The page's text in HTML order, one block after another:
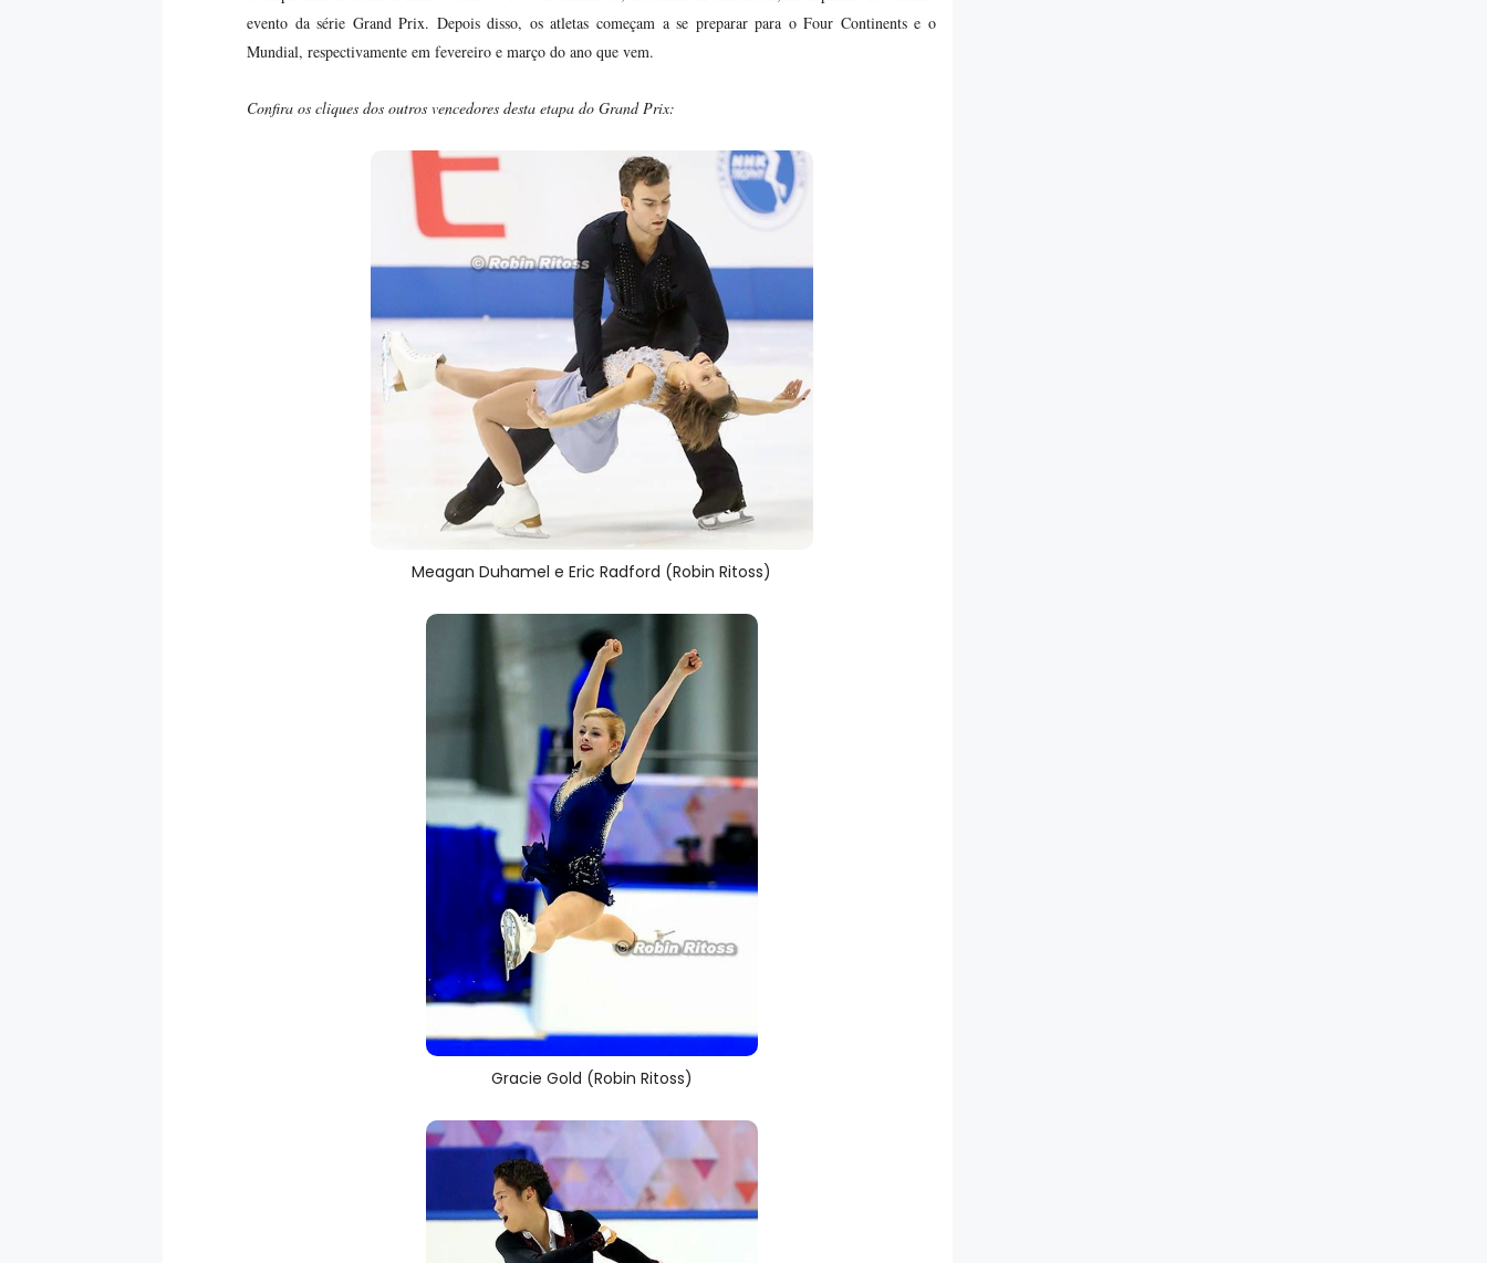
evento da série Grand Prix. Depois disso, os atletas começam a se preparar para o Four Continents e o
Mundial, respectivamente em fevereiro e março do ano que vem.
Confira os cliques dos outros vencedores desta etapa do Grand Prix:
Meagan Duhamel e Eric Radford (Robin Ritoss)
Gracie Gold (Robin Ritoss)